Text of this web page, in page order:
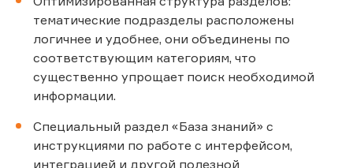
тематические подразделы расположены
логичнее и удобнее, они объединены по
соответствующим категориям, что
существенно упрощает поиск необходимой
информации.
Специальный раздел «База знаний» с
инструкциями по работе с интерфейсом,
интеграцией и другой полезной